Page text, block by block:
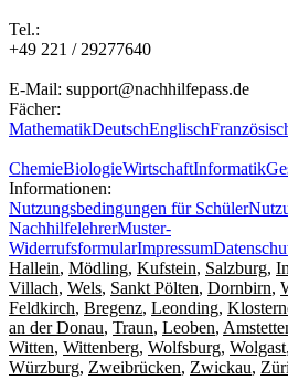
Tel.:
+49 221 / 29277640
E-Mail: support@nachhilfepass.de
Fächer:
MathematikDeutschEnglisch
ChemieBiologieWirtschaftInformatik
Informationen:
Nutzungsbedingungen für Schüler
NachhilfelehrerMuster-
WiderrufsformularImpressum
Hallein, Mödling, Kufstein, Salzburg,
Villach, Wels, Sankt Pölten, Dornbirn,
Feldkirch, Bregenz, Leonding,
an der Donau, Traun, Leoben,
Witten, Wittenberg, Wolfsburg, Wolgast,
Würzburg, Zweibrücken, Zwickau,